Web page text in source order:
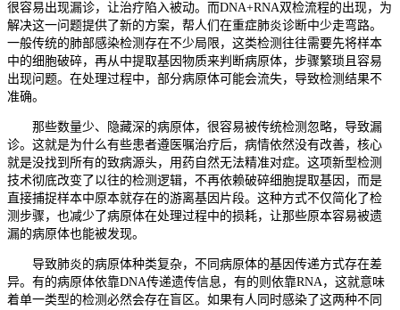
很容易出现漏诊，让治疗陷入被动。而DNA+RNA双检流程的出现，为
解决这一问题提供了新的方案，帮人们在重症肺炎诊断中少走弯路。
一般传统的肺部感染检测存在不少局限，这类检测往往需要先将样本
中的细胞破碎，再从中提取基因物质来判断病原体，步骤繁琐且容易
出现问题。在处理过程中，部分病原体可能会流失，导致检测结果不
准确。
那些数量少、隐藏深的病原体，很容易被传统检测忽略，导致漏
诊。这就是为什么有些患者遵医嘱治疗后，病情依然没有改善，核心
就是没找到所有的致病源头，用药自然无法精准对症。这项新型检测
技术彻底改变了以往的检测逻辑，不再依赖破碎细胞提取基因，而是
直接捕捉样本中原本就存在的游离基因片段。这种方式不仅简化了检
测步骤，也减少了病原体在处理过程中的损耗，让那些原本容易被遗
漏的病原体也能被发现。
导致肺炎的病原体种类复杂，不同病原体的基因传递方式存在差
异。有的病原体依靠DNA传递遗传信息，有的则依靠RNA，这就意味
着单一类型的检测必然会存在盲区。如果有人同时感染了这两种不同